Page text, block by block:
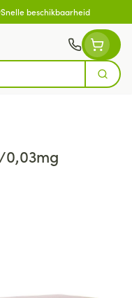
Snelle beschikbaarheid
Zoek
0,03mg